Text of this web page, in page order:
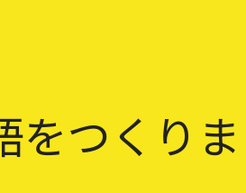
をつくり